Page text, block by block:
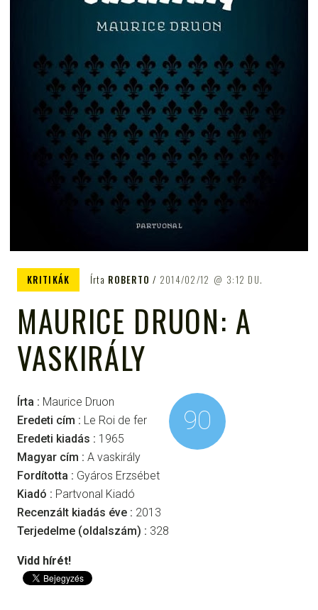
KRITIKÁK Írta ROBERTO 2014/02/12 3:12 DU.
MAURICE DRUON: A
VASKIRÁLY
Írta : Maurice Druon
Eredeti cím : Le Roi de fer
Eredeti kiadás : 1965
Magyar cím : A vaskirály
Fordította : Gyáros Erzsébet
Kiadó : Partvonal Kiadó
Recenzált kiadás éve : 2013
Terjedelme (oldalszám) : 328
90
Vidd hírét!